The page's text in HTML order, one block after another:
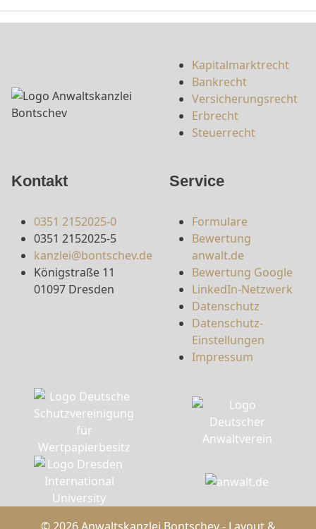
Kapitalmarktrecht
Bankrecht
Versicherungsrecht
Erbrecht
Steuerrecht
Kontakt
0351 2152025-0
0351 2152025-5
kanzlei@bontschev.de
Königstraße 11
01097 Dresden
Service
Formulare
Bewertung
anwalt.de
Bewertung Google
LinkedIn-Netzwerk
Datenschutz
Datenschutz-
Einstellungen
Impressum